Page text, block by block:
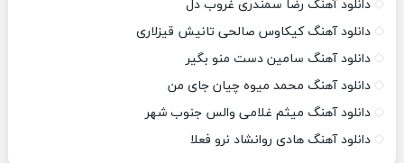
دانلود آهنگ رضا سمندری غروب دل
دانلود آهنگ کیکاوس صالحی تانیش قیزلاری
دانلود آهنگ سامین دست منو بگیر
دانلود آهنگ محمد میوه چیان جای من
دانلود آهنگ میثم غلامی والس جنوب شهر
دانلود آهنگ هادی روانشاد نرو فعلا